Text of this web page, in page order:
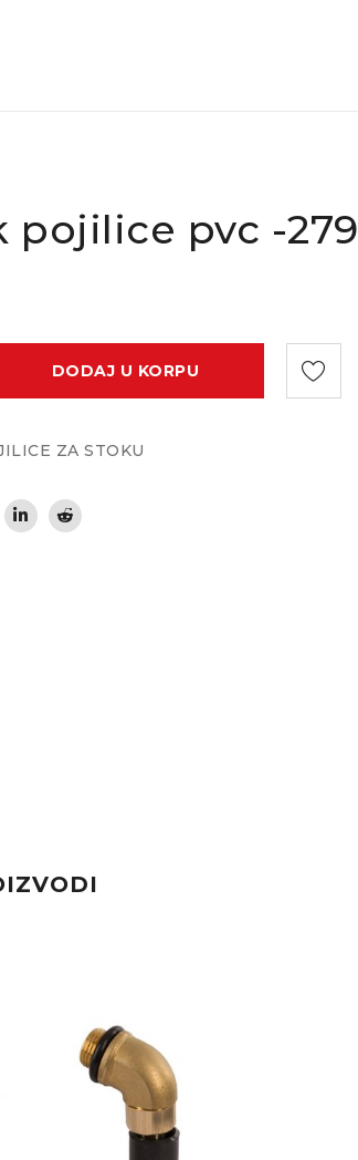
pojilice pvc -279
DODAJ U KORPU
ZA STOKU